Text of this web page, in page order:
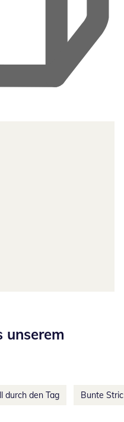
unserem
durch den Tag Bunte